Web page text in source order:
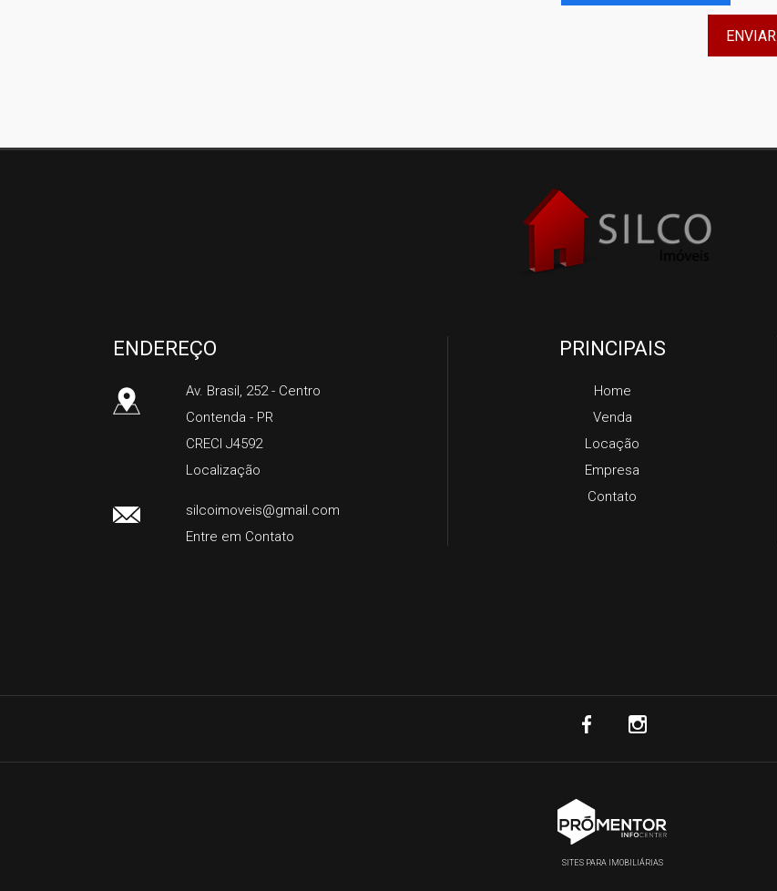
ENVIAR
ENDEREÇO
Av. Brasil, 252- Centro
Contenda - PR
CRECI J4592
Localização
silcoimoveis@gmail.com
Entre em Contato
PRINCIPAIS
Home
Venda
Locação
Empresa
Contato
SITES PARA IMOBILIÁRIAS